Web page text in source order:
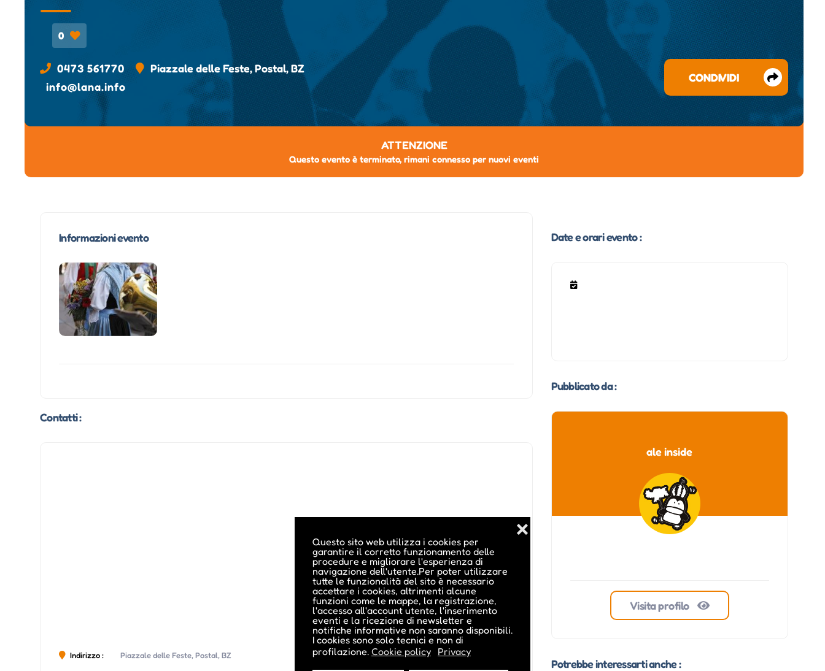
Questo sito web utilizza i cookies per
garantire il corretto funzionamento delle
procedure e migliorare l'esperienza di
navigazione dell'utente.Per poter utilizzare
tutte le funzionalità del sito è necessario
accettare i cookies, altrimenti alcune
funzioni come le mappe, la registrazione,
l'accesso all'account utente, l'inserimento
eventi e la ricezione di newsletter e
notifiche informative non saranno disponibili.
I cookies sono solo tecnici e non di
profilazione. Cookie policy Privacy
❌
0
0473 561770
Piazzale delle Feste, Postal, BZ
info@lana.info
CONDIVIDI
ATTENZIONE
Questo evento è terminato, rimani connesso per nuovi eventi
Informazioni evento
Contatti :
Indirizzo : Piazzale delle Feste, Postal, BZ
Date e orari evento :
Pubblicato da :
ale inside
Visita profilo
Potrebbe interessarti anche :